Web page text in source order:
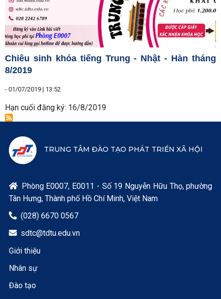
Chiêu sinh khóa tiếng Trung - Nhật - Hàn tháng
8/2019
- 01/07/2019 | 13:52
Hạn cuối đăng ký: 16/8/2019
TRUNG TÂM ĐÀO TẠO PHÁT TRIỂN XÃ HỘI
 Phòng E0007, E0011 - Số 19 Nguyễn Hữu Thọ, phường
Tân Hưng, Thành phố Hồ Chí Minh, Việt Nam
 (028) 6670 0567
 sdtc@tdtu.edu.vn
Giới thiệu
Nhân sự
Đào tạo